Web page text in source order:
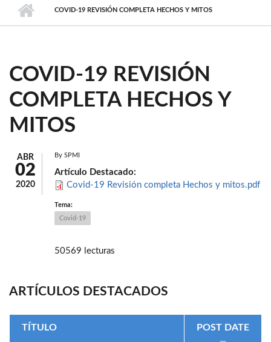
COVID-19 REVISIÓN COMPLETA HECHOS Y MITOS
COVID-19 REVISIÓN
COMPLETA HECHOS Y
MITOS
ABR
02
2020
By SPMI
Artículo Destacado:
Covid-19 Revisión completa Hechos y mitos.pdf
Tema:
Covid-19
50569 lecturas
ARTÍCULOS DESTACADOS
TÍTULO POST DATE